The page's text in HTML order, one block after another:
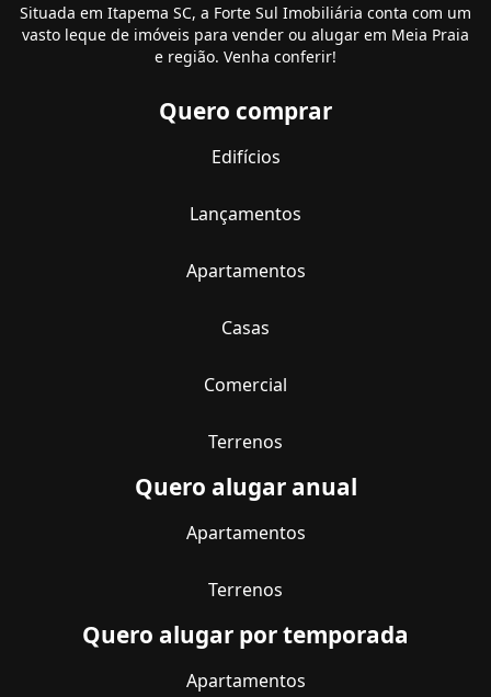
Situada em Itapema SC, a Forte Sul Imobiliária conta com um
vasto leque de imóveis para vender ou alugar em Meia Praia
e região. Venha conferir!
Quero comprar
Edifícios
Lançamentos
Apartamentos
Casas
Comercial
Terrenos
Quero alugar anual
Apartamentos
Terrenos
Quero alugar por temporada
Apartamentos